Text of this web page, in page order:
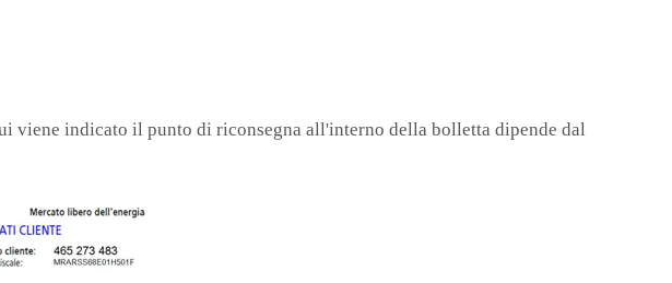
viene indicato il punto di riconsegna all'interno della bolletta dipende dal